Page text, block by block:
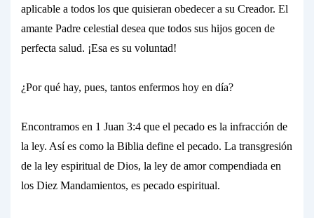
aplicable a todos los que quisieran obedecer a su Creador. El
amante Padre celestial desea que todos sus hijos gocen de
perfecta salud. ¡Esa es su voluntad!
¿Por qué hay, pues, tantos enfermos hoy en día?
Encontramos en 1 Juan 3:4 que el pecado es la infracción de
la ley. Así es como la Biblia define el pecado. La transgresión
de la ley espiritual de Dios, la ley de amorcompendiada en
los Diez Mandamientos, es pecado espiritual.